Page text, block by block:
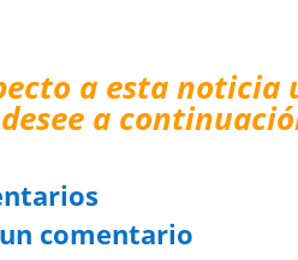
a esta noticia
a
comentario